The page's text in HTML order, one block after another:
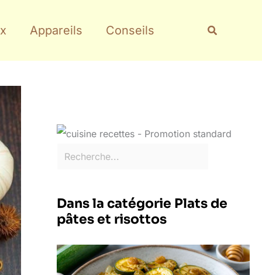
Appareils Conseils
Dans la catégorie Plats de
pâtes et risottos